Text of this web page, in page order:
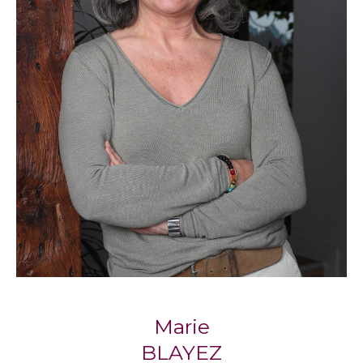
compte de vos critères et de votre budget.
Propriétaires, sachez que nos agences
proposent également un service de gestion
locative pour vous accompagner
sereinement dans la mise en location de votre
bien.
Notre philosophie : l’immobilier
humain
Respect, écoute, engagement : trois piliers qui
définissent la façon dontBlayez Immobilier
accompagne chaque client, avec la
Marie Blayez, cofondatrice, partage cette
Marie
BLAYEZ